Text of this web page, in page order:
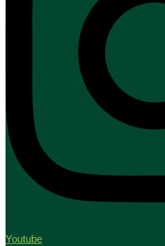
Youtube